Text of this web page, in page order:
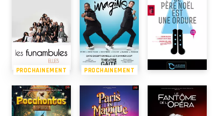
PROCHAINEMENT PROCHAINEMENT